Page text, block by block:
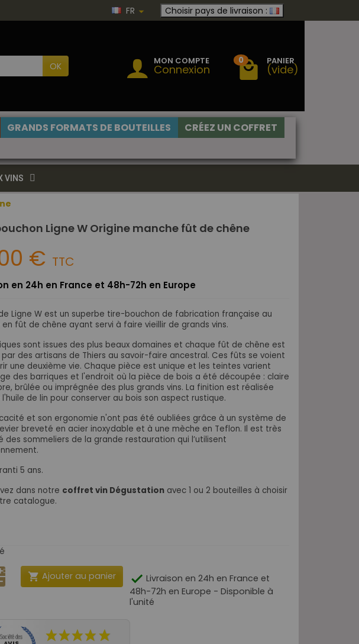
FR Choisir pays de livraison :
OK MON COMPTE
Connexion
0 PANIER
(vide)
GRANDS FORMATS DE BOUTEILLES
CRÉEZ UN COFFRET
VINS
Ligne W Origine manche fût de chêne
€ TTC
en 24h en France et 48h-72h en Europe
Ligne W est un superbe tire-bouchon de fabrication française au
en fût de chêne ayant servi à faire vieillir de grands vins.
sont issues des plus beaux domaines et chaque fût de chêne est
des artisans de Thiers au savoir-faire ancestral. Ces fûts se voient
une deuxième vie. Chaque pièce est unique et les teintes varient
des barriques et l'endroit où la pièce de bois a été découpée : claire
brûlée ou imprégnée des plus grands vins. La finition est réalisée
de lin pour conserver au bois son aspect rustique.
et son ergonomie n'ont pas été oubliées grâce à un système de
breveté en acier inoxydable et à une mèche en Teflon. Il est très
des sommeliers de la grande restauration qui l’utilisent
5 ans.
dans notre coffret vin Dégustation avec 1 ou 2 bouteilles à choisir
catalogue.
 Ajouter au panier  Livraison en 24h en France et
48h-72h en Europe - Disponible à
l'unité